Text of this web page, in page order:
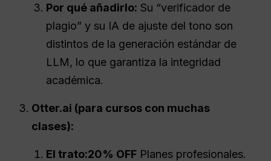
Por qué añadirlo: Su “verificador de
plagio” y su IA de ajuste del tono son
distintos de la generación estándar de
LLM, lo que garantiza la integridad
académica.
Otter.ai (para cursos con muchas
clases):
El trato:20% OFF Planes profesionales.